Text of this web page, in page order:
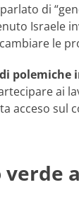
di
Israele
le
ai
acceso sul